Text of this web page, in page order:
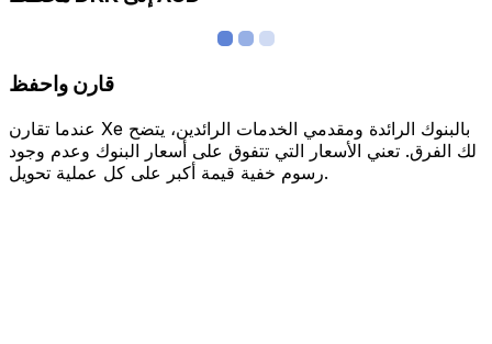
قارن واحفظ
عندما تقارن Xe بالبنوك الرائدة ومقدمي الخدمات الرائدين، يتضح
لك الفرق. تعني الأسعار التي تتفوق على أسعار البنوك وعدم وجود
رسوم خفية قيمة أكبر على كل عملية تحويل.